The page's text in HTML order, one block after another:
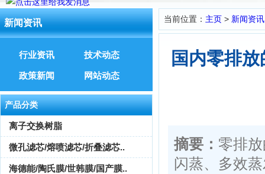
当前位置： 主页 > 新闻资讯
国内零排
摘要： 零排
闪蒸、多效
新闻资讯
行业资讯 技术动态
政策新闻 网站动态
产品分类
离子交换树脂
微孔滤芯/熔喷滤芯/折叠滤芯..
海德能/陶氏膜/世韩膜/国产膜..